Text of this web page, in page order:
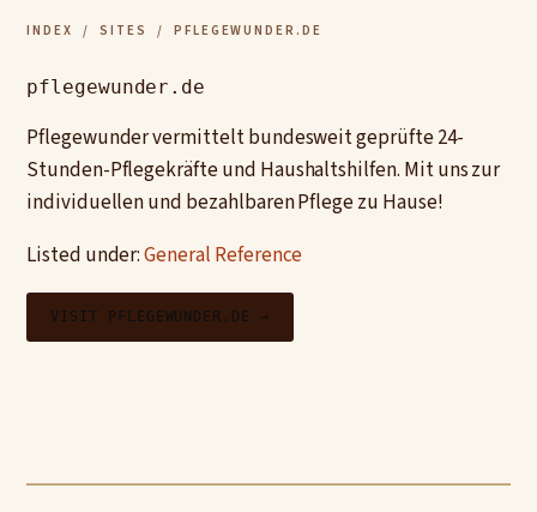
INDEX / SITES / PFLEGEWUNDER.DE
pflegewunder.de
Pflegewunder vermittelt bundesweit geprüfte 24-
Stunden-Pflegekräfte und Haushaltshilfen. Mit uns zur
individuellen und bezahlbaren Pflege zu Hause!
Listed under:General Reference
VISIT PFLEGEWUNDER.DE →